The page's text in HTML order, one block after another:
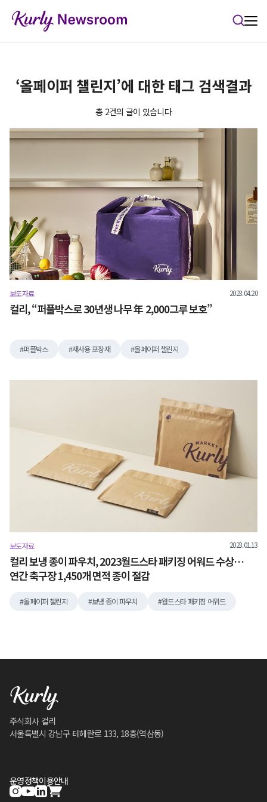
‘올페이퍼 챌린지’에 대한 태그 검색결과
총 2건의 글이 있습니다
보도자료 2023.04.20
컬리, “퍼플박스로 30년생 나무 年 2,000그루 보호”
퍼플박스 재사용 포장재 올페이퍼 챌린지
보도자료 2023.01.13
컬리 보냉 종이 파우치, 2023월드스타 패키징 어워드 수상…
연간 축구장 1,450개 면적 종이 절감
올페이퍼 챌린지 보냉 종이 파우치 월드스타 패키징 어워드
주식회사 컬리
서울특별시 강남구 테헤란로 133, 18층(역삼동)
운영정책이용안내